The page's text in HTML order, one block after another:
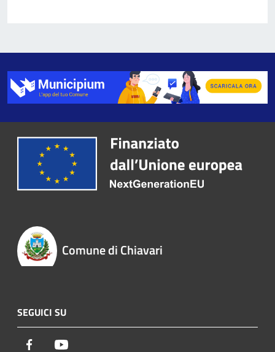
Comune di Chiavari
SEGUICI SU
Facebook